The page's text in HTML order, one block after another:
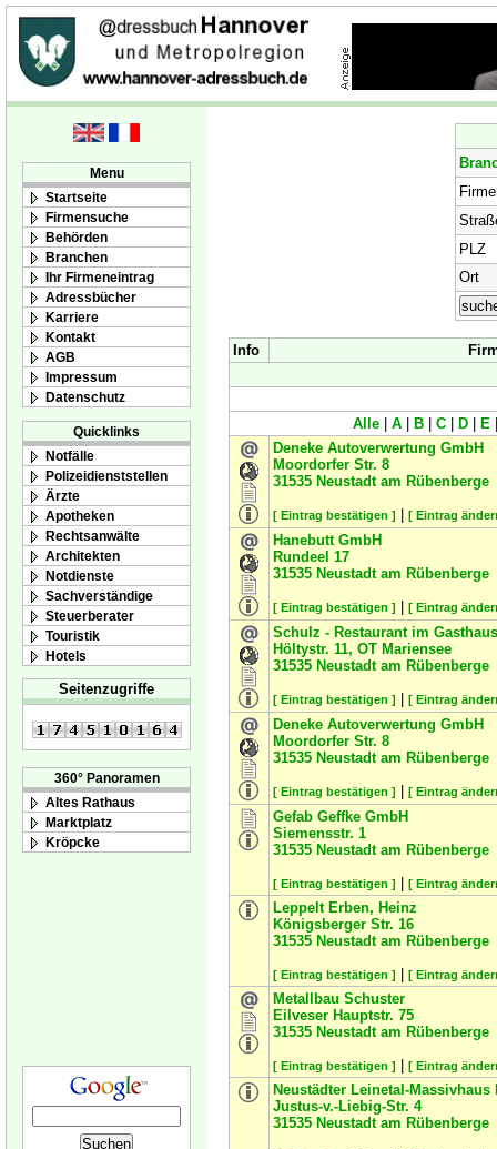
Menu
Startseite
Firmensuche
Behörden
Branchen
Ihr Firmeneintrag
Adressbücher
Karriere
Kontakt
AGB
Impressum
Datenschutz
Quicklinks
Notfälle
Polizeidienststellen
Ärzte
Apotheken
Rechtsanwälte
Architekten
Notdienste
Sachverständige
Steuerberater
Touristik
Hotels
Seitenzugriffe
360° Panoramen
Altes Rathaus
Marktplatz
Kröpcke
PLZ
Ort
Info
Alle A B C D E
Deneke Autoverwertung GmbH
Moordorfer Str. 8
31535 Neustadt am Rübenberge
[ Eintrag bestätigen ] [ Eintrag
Hanebutt GmbH
Rundeel 17
31535 Neustadt am Rübenberge
[ Eintrag bestätigen ] [ Eintrag
Schulz - Restaurant im
Höltystr. 11, OT Mariensee
31535 Neustadt am Rübenberge
[ Eintrag bestätigen ] [ Eintrag
Deneke Autoverwertung GmbH
Moordorfer Str. 8
31535 Neustadt am Rübenberge
[ Eintrag bestätigen ] [ Eintrag
Gefab Geffke GmbH
Siemensstr. 1
31535 Neustadt am Rübenberge
[ Eintrag bestätigen ] [ Eintrag
Leppelt Erben, Heinz
Königsberger Str. 16
31535 Neustadt am Rübenberge
[ Eintrag bestätigen ] [ Eintrag
Metallbau Schuster
Eilveser Hauptstr. 75
31535 Neustadt am Rübenberge
[ Eintrag bestätigen ] [ Eintrag
Neustädter Leinetal-
Justus-v.-Liebig-Str. 4
31535 Neustadt am Rübenberge